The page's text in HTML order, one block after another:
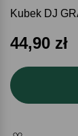
Kubek DJ
44,90 zł